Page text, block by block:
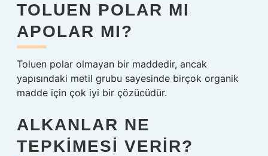
TOLUEN POLAR MI
APOLAR MI?
Toluen polar olmayan bir maddedir, ancak
yapısındaki metil grubu sayesinde birçok organik
madde için çok iyi bir çözücüdür.
ALKANLAR NE
TEPKIMESI VERIR?